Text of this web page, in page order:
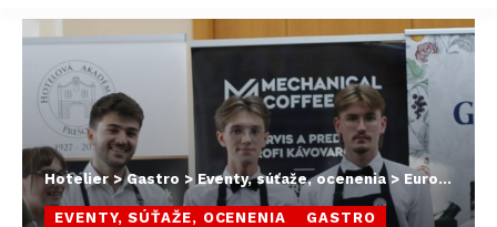
Hotelier>Gastro > Eventy, súťaže, ocenenia> Eurocup 2024 ukázal budúcnosť slovenskej gastronómie
EVENTY, SÚŤAŽE, OCENENIA
GASTRO